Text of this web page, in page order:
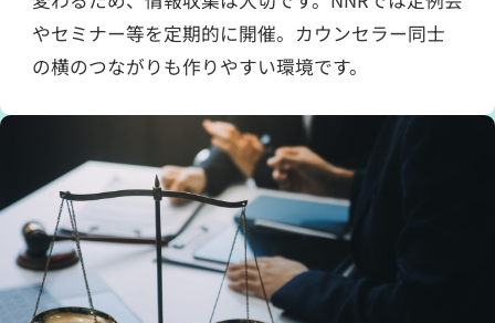
やセミナー等を定期的に開催。カウンセラー同士
の横のつながりも作りやすい環境です。